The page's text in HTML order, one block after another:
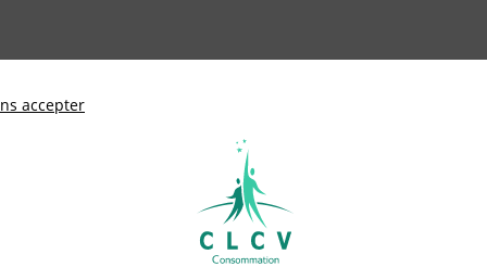
de défense des consommateurs et
Environnement / Santé
accepter